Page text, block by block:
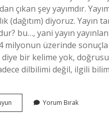
çıkan şey yayımdır.
(dağıtım) diyoruz.
bu…, yani yayın
milyonun üzerinde
diye bir kelime yok, doğrusu
dilbilimi değil, ilgili
Yayını
Yorum Bırak